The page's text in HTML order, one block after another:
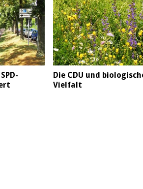
Die CDU und
Vielfalt